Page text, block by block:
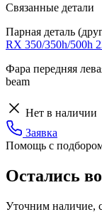
Связанные детали
Парная деталь
RX 350/350h/500h
Фара передняя
beam
Нет в наличии
Заявка
Помощь с
Остались
Уточним наличие,